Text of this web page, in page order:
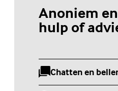
Anoniem
hulp of
Chatten en
(Externe link)